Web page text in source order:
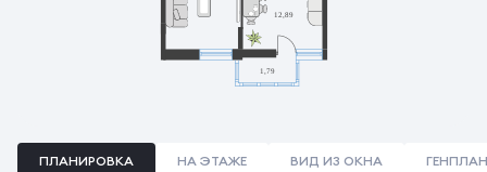
ПЛАНИРОВКА НА ЭТАЖЕ ВИД ИЗ ОКНА ГЕНПЛАН